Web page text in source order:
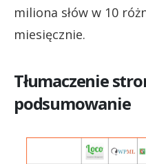
miliona słów w 10
miesięcznie.
Tłumaczenie
podsumowanie